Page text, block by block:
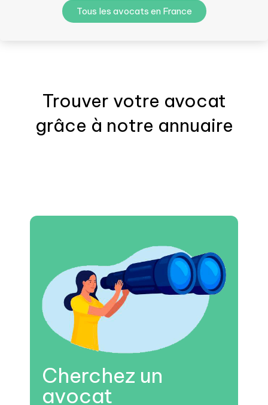
Tous les avocats en France
Trouver votre avocat
grâce à notre annuaire
Cherchez un
avocat